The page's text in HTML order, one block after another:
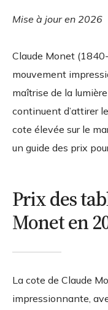
Mise à jour en 2026
Claude Monet
mouvement
maîtrise de la
continuent d’attirer
cote élevée sur le
un guide des prix
Prix des
Monet en
La cote de Claude
impressionnante,